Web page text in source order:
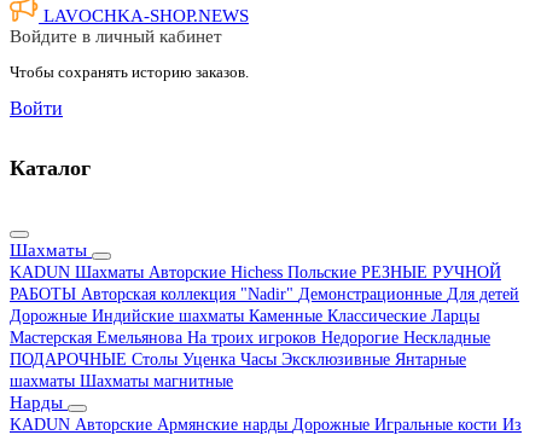
LAVOCHKA-SHOP.NEWS
Войдите в личный кабинет
Чтобы сохранять историю заказов.
Войти
Каталог
Шахматы
KADUN Шахматы Авторские Hichess Польские РЕЗНЫЕ РУЧНОЙ
РАБОТЫ Авторская коллекция "Nadir" Демонстрационные Для детей
Дорожные Индийские шахматы Каменные Классические Ларцы
Мастерская Емельянова На троих игроков Недорогие Нескладные
ПОДАРОЧНЫЕ Столы Уценка Часы Эксклюзивные Янтарные
шахматы Шахматы магнитные
Нарды
KADUN Авторские Армянские нарды Дорожные Игральные кости Из